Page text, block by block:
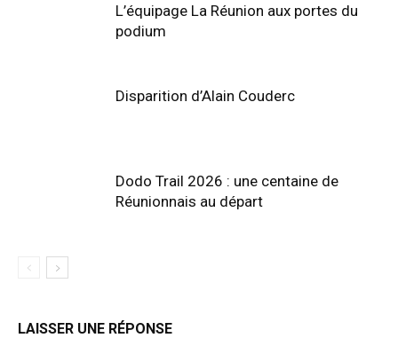
L’équipage La Réunion aux portes du
podium
Disparition d’Alain Couderc
Dodo Trail 2026 : une centaine de
Réunionnais au départ
LAISSER UNE RÉPONSE